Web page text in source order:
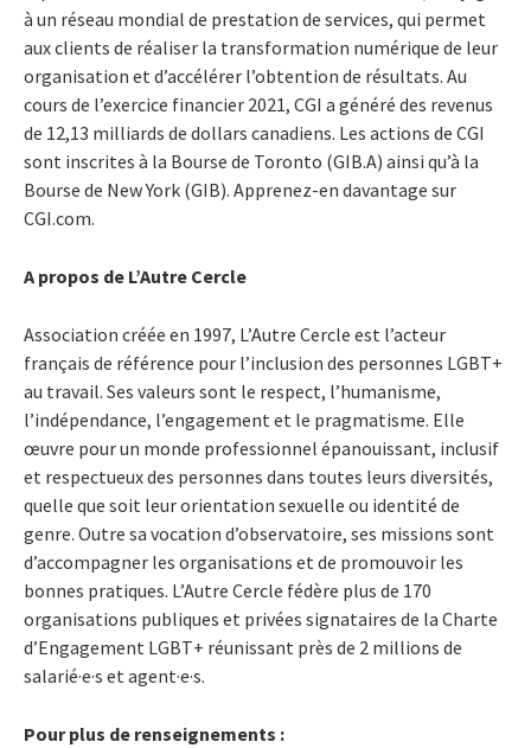
à un réseau mondial de prestation de services, qui permet
aux clients de réaliser la transformation numérique de leur
organisation et d’accélérer l’obtention de résultats. Au
cours de l’exercice financier 2021, CGI a généré des revenus
de 12,13 milliards de dollars canadiens. Les actions de CGI
sont inscrites à la Bourse de Toronto (GIB.A) ainsi qu’à la
Bourse de New York (GIB). Apprenez-en davantage sur
CGI.com.
A propos de L’Autre Cercle
Association créée en 1997, L’Autre Cercle est l’acteur
français de référence pour l’inclusion des personnes LGBT+
au travail. Ses valeurs sont le respect, l’humanisme,
l’indépendance, l’engagement et le pragmatisme. Elle
œuvre pour un monde professionnel épanouissant, inclusif
et respectueux des personnes dans toutes leurs diversités,
quelle que soit leur orientation sexuelle ou identité de
genre. Outre sa vocation d’observatoire, ses missions sont
d’accompagner les organisations et de promouvoir les
bonnes pratiques. L’Autre Cercle fédère plus de 170
organisations publiques et privées signataires de la Charte
d’Engagement LGBT+ réunissant près de 2 millions de
salarié·e·s et agent·e·s.
Pour plus de renseignements :